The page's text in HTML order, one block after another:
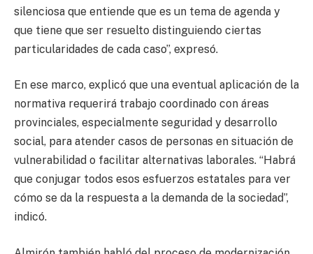
silenciosa que entiende que es un tema de agenda y
que tiene que ser resuelto distinguiendo ciertas
particularidades de cada caso”, expresó.
En ese marco, explicó que una eventual aplicación de la
normativa requerirá trabajo coordinado con áreas
provinciales, especialmente seguridad y desarrollo
social, para atender casos de personas en situación de
vulnerabilidad o facilitar alternativas laborales. “Habrá
que conjugar todos esos esfuerzos estatales para ver
cómo se da la respuesta a la demanda de la sociedad”,
indicó.